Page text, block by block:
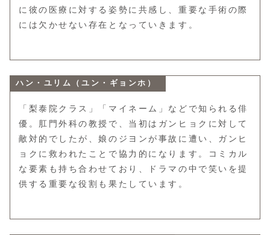
に彼の医療に対する姿勢に共感し、重要な手術の際
には欠かせない存在となっていきます。
ハン・ユリム（ユン・ギョンホ）
「梨泰院クラス」「マイネーム」などで知られる俳
優。肛門外科の教授で、当初はガンヒョクに対して
敵対的でしたが、娘のジヨンが事故に遭い、ガンヒ
ョクに救われたことで協力的になります。コミカル
な要素も持ち合わせており、ドラマの中で笑いを提
供する重要な役割も果たしています。